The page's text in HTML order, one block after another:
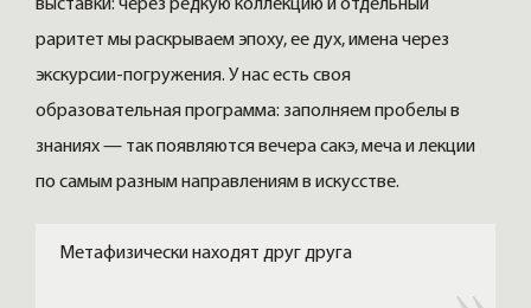
выставки: через редкую коллекцию и отдельный
раритет мы раскрываем эпоху, ее дух, имена через
экскурсии-погружения. У нас есть своя
образовательная программа: заполняем пробелы в
знаниях — так появляются вечера сакэ, меча и лекции
по самым разным направлениям в искусстве.
Метафизически находят друг друга